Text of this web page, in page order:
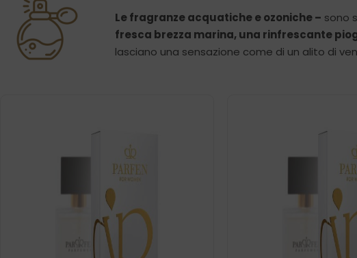
Le fragranze acquatiche e ozoniche – sono
fresca brezza marina, una rinfrescante
lasciano una sensazione come di un alito di